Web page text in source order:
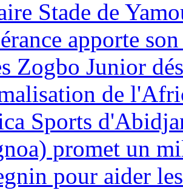
Stade de
apporte
Zogbo Junior
de
Sports
promet un
pour aider